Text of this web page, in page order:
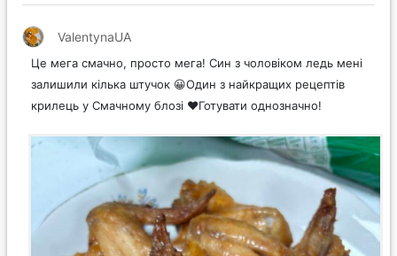
ValentynaUA
Це мега смачно, просто мега! Син з чоловіком ледь мені
залишили кілька штучок 😀Один з найкращих рецептів
крилець у Смачному блозі ❤️Готувати однозначно!